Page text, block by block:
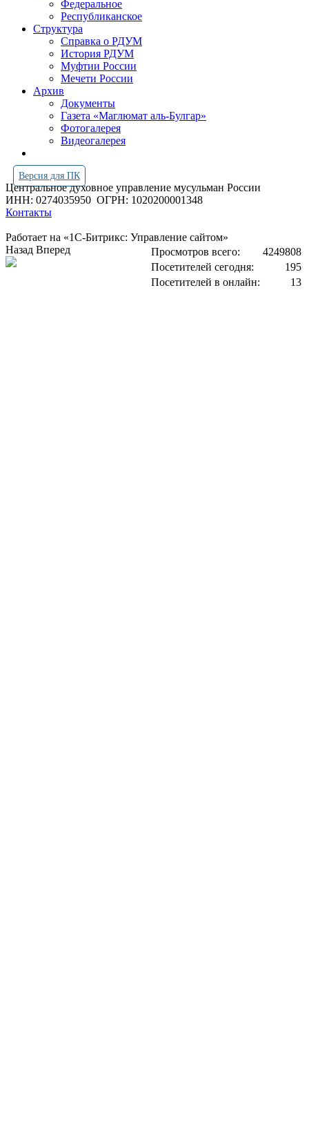
Федеральное
Республиканское
Структура
Справка о РДУМ
История РДУМ
Муфтии России
Мечети России
Архив
Документы
Газета «Маглюмат аль-Булгар»
Фотогалерея
Видеогалерея
Версия для ПК
Центральное духовное управление мусульман России
ИНН: 0274035950 ОГРН: 1020200001348
Контакты
Работает на «1С-Битрикс: Управление сайтом»
Просмотров всего:
4249808
Посетителей сегодня:
195
Посетителей в онлайн:
13
Назад Вперед